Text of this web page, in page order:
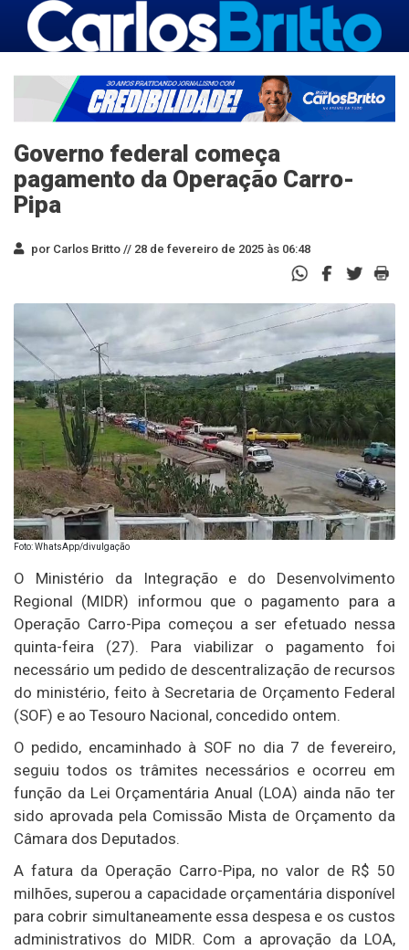
Governo federal começa
pagamento da Operação Carro-
Pipa
por Carlos Britto // 28 de fevereiro de 2025 às 06:48
Foto: WhatsApp/divulgação
O Ministério da Integração e do Desenvolvimento
Regional (MIDR) informou que o pagamento para a
Operação Carro-Pipa começou a ser efetuado nessa
quinta-feira (27). Para viabilizar o pagamento foi
necessário um pedido de descentralização de recursos
do ministério, feito à Secretaria de Orçamento Federal
(SOF) e ao Tesouro Nacional, concedido ontem.
O pedido, encaminhado à SOF no dia 7 de fevereiro,
seguiu todos os trâmites necessários e ocorreu em
função da Lei Orçamentária Anual (LOA) ainda não ter
sido aprovada pela Comissão Mista de Orçamento da
Câmara dos Deputados.
A fatura da Operação Carro-Pipa, no valor de R$ 50
milhões, superou a capacidade orçamentária disponível
para cobrir simultaneamente essa despesa e os custos
administrativos do MIDR. Com a aprovação da LOA,